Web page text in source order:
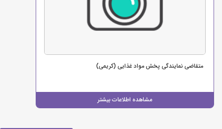
مشاهده اطلاعات بیشتر
متقاضی نمایندگی پخش مواد غذایی (کریمی)